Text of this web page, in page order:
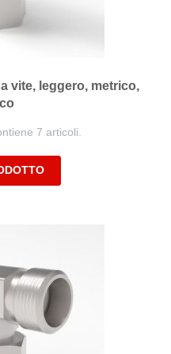
vite, leggero, metrico,
7 articoli.